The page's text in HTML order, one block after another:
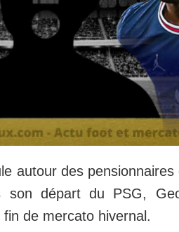
autour des
son départ du PSG,
de mercato hivernal.